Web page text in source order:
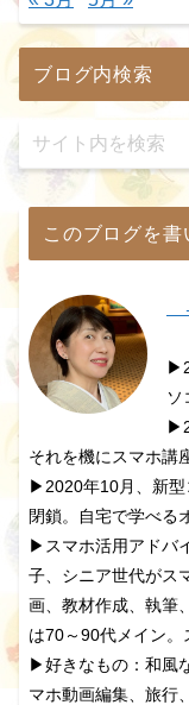
ブログ内検索
このブログを書
→
ソ
それを機にスマホ講
▶2020年10月、新型
閉鎖。自宅で学べる
▶スマホ活用アドバ
子、シニア世代がス
画、教材作成、執筆
は70～90代メイン。
▶好きなもの：和風
マホ動画編集、旅行